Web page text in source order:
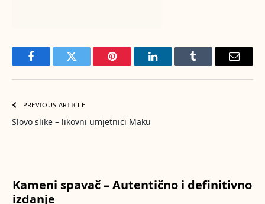
FacebookTwitter Pinterest LinkedInTumblr Email
PREVIOUS ARTICLE
Slovo slike – likovni umjetnici Maku
Kameni spavač – Autentično i definitivno
izdanje